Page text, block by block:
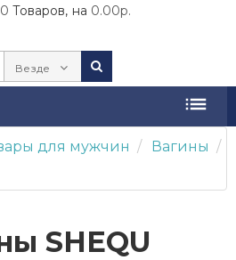
0 Tоваров, на 0.00р.
Везде
для мужчин
Вагины
SHEQU